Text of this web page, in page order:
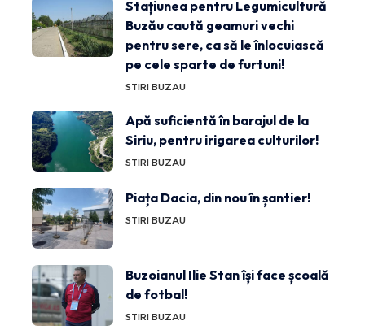
Stațiunea pentru Legumicultură
Buzău caută geamuri vechi
pentru sere, ca să le înlocuiască
pe cele sparte de furtuni!
STIRI BUZAU
Apă suficientă în barajul de la
Siriu, pentru irigarea culturilor!
STIRI BUZAU
Piața Dacia, din nou în șantier!
STIRI BUZAU
Buzoianul Ilie Stan își face școală
de fotbal!
STIRI BUZAU